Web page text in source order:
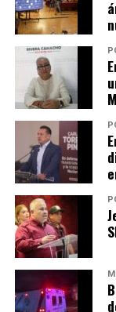
Inauguran domo en
Telebachillerato de
13 septiembre, 2025
En "Zitácuaro"
Inauguran domo en la
primaria Lázaro
en Zitácuaro
24 septiembre, 2025